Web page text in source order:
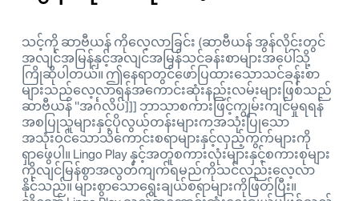
သင့်ကို ဆာဗီယန် ကိုလေ့လာခြင်း (ဆာဗီယန် အွန်လိုင်းတွင်
အလျင်အမြန်နှင့်အလျင်အမြန်သင်ခန်းစာများအပေါ်သို့
ကြိုဆိုပါတယ်။ ဤနေရာတွင်ဖော်ပြထားသောသင်ခန်းစာ
များသည်လေ့လာရန်အကောင်းဆုံးနည်းလမ်းများဖြစ်သည်
ဆာဗီယန် "အင်္ဂလိပ်]]] ဘာသာစကားဖြင့်ကျွမ်းကျင်မှုရရန်
အစပြုသူများနှင့်ပိုလွယ်တန်းများကအသုံးပြုသော
အသုံးဝင်သောသိကောင်းစရာများနှင့်လှည့်ကွက်များကို
ရှာဖွေပါ။ Lingo Play နှင့်အတူစကားလုံးများနှင့်စကားစုများ
ကိုလျင်မြန်စွာအလွတ်ကျက်ရမည်ကိုသင်လည်းလေ့လာ
နိုင်သည်။ များစွာသောရွေးချယ်စရာများကိုဖြတ်ပြီး။